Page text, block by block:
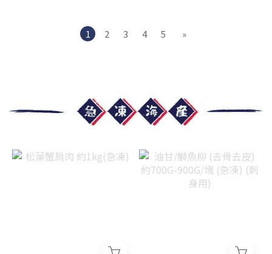
1 2 3 4 5 »